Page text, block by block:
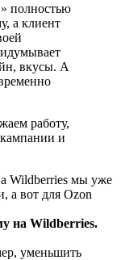
полностью
а клиент
вкусы. А
работу,
и
Wildberries мы уже
а вот для Ozon
на Wildberries.
уменьшить